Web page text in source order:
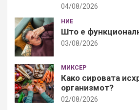
04/08/2026
НИЕ
Што е
03/08/2026
МИКСЕР
Како сировата
организмот?
02/08/2026